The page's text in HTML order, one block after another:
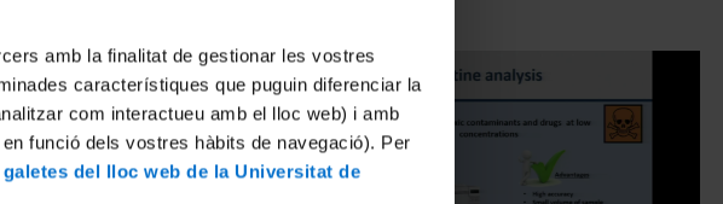
amb la finalitat de gestionar les vostres
característiques que puguin diferenciar la
com interactueu amb el lloc web) i amb
funció dels vostres hàbits de navegació). Per
del lloc web de la Universitat de